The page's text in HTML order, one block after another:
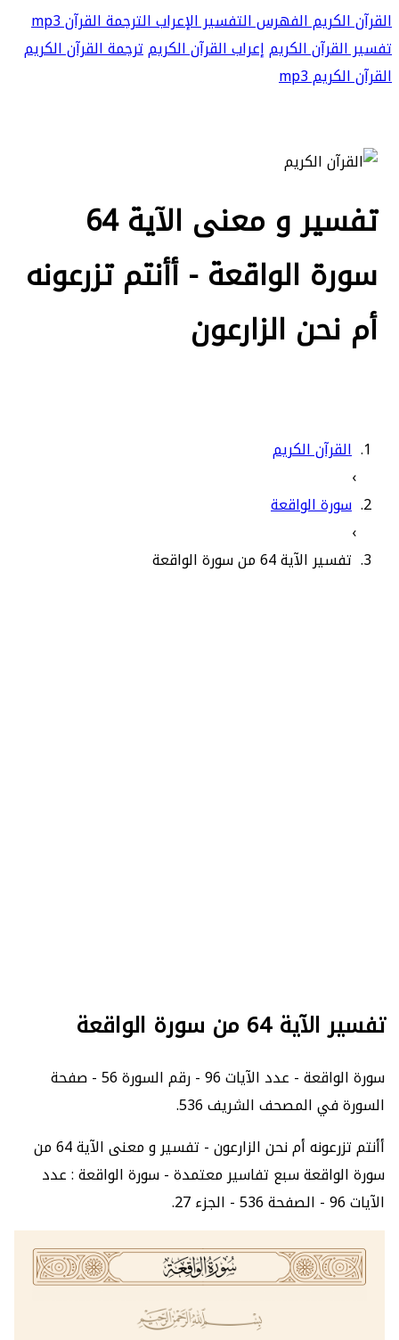
القرآن الكريمالفهرسالتفسيرالإعرابالترجمةالقرآن mp3
تفسير القرآن الكريمإعراب القرآن الكريمترجمة القرآن الكريم
القرآن الكريم mp3
تفسير و معنى الآية 64
سورة الواقعة - أأنتم تزرعونه
أم نحن الزارعون
القرآن الكريم
›
سورة الواقعة
›
تفسير الآية 64 من سورة الواقعة
تفسير الآية 64 من سورة الواقعة
سورة الواقعة - عدد الآيات 96 - رقم السورة 56 - صفحة
السورة في المصحف الشريف 536.
أأنتم تزرعونه أم نحن الزارعون - تفسير و معنى الآية 64 من
سورة الواقعة سبع تفاسير معتمدة - سورة الواقعة : عدد
الآيات 96 - الصفحة 536 - الجزء 27.